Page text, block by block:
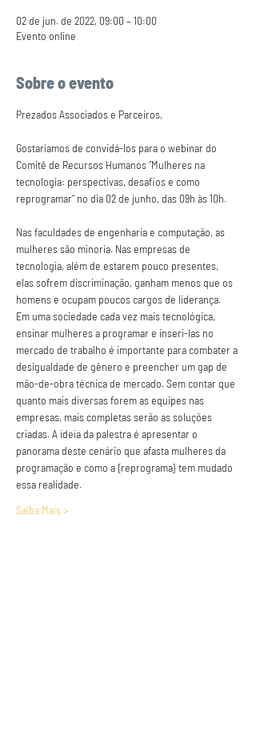
02 de jun. de 2022, 09:00 – 10:00
Evento online
Sobre o evento
Prezados Associados e Parceiros,
Gostaríamos de convidá-los para o webinar do
Comitê de Recursos Humanos “Mulheres na
tecnologia: perspectivas, desafios e como
reprogramar” no dia 02 de junho, das 09h às 10h.
Nas faculdades de engenharia e computação, as
mulheres são minoria. Nas empresas de
tecnologia, além de estarem pouco presentes,
elas sofrem discriminação, ganham menos que os
homens e ocupam poucos cargos de liderança.
Em uma sociedade cada vez mais tecnológica,
ensinar mulheres a programar e inseri-las no
mercado de trabalho é importante para combater a
desigualdade de gênero e preencher um gap de
mão-de-obra técnica de mercado. Sem contar que
quanto mais diversas forem as equipes nas
empresas, mais completas serão as soluções
criadas. A ideia da palestra é apresentar o
panorama deste cenário que afasta mulheres da
programação e como a {reprograma} tem mudado
essa realidade.
Saiba Mais >